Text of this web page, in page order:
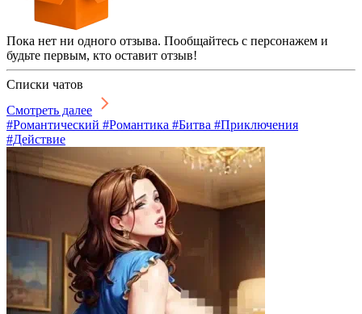
Пока нет ни одного отзыва. Пообщайтесь с персонажем и
будьте первым, кто оставит отзыв!
Списки чатов
Смотреть далее
#Романтический #Романтика #Битва #Приключения
#Действие